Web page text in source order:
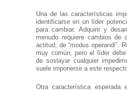
Una de las características
identificarse en un líder
para cambiar. Adquirir y
menudo requiere cambios de
actitud, de “modus operandi”.
muy común, pero el líder
de soslayar cualquier
suele imponerse a este
Otra característica